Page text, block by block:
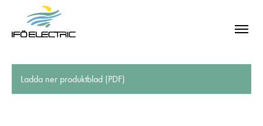
Ladda ner produktblad (PDF)